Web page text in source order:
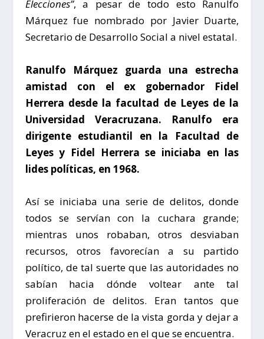
Elecciones”, a pesar de todo esto Ranulfo
Márquez fue nombrado por Javier Duarte,
Secretario de Desarrollo Social a nivel estatal.
Ranulfo Márquez guarda una estrecha
amistad con el ex gobernador Fidel
Herrera desde la facultad de Leyes de la
Universidad Veracruzana. Ranulfo era
dirigente estudiantil en la Facultad de
Leyes y Fidel Herrera se iniciaba en las
lides políticas, en 1968.
Así se iniciaba una serie de delitos, donde
todos se servían con la cuchara grande;
mientras unos robaban, otros desviaban
recursos, otros favorecían a su partido
político, de tal suerte que las autoridades no
sabían hacia dónde voltear ante tal
proliferación de delitos. Eran tantos que
prefirieron hacerse de la vista gorda y dejar a
Veracruz en el estado en el que se encuentra.